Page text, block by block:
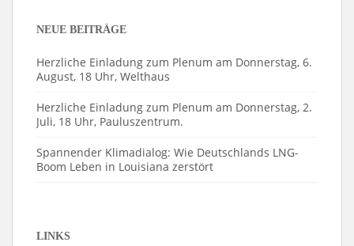
NEUE BEITRÄGE
Herzliche Einladung zum Plenum am Donnerstag, 6.
August, 18 Uhr, Welthaus
Herzliche Einladung zum Plenum am Donnerstag, 2.
Juli, 18 Uhr, Pauluszentrum.
Spannender Klimadialog: Wie Deutschlands LNG-
Boom Leben in Louisiana zerstört
LINKS